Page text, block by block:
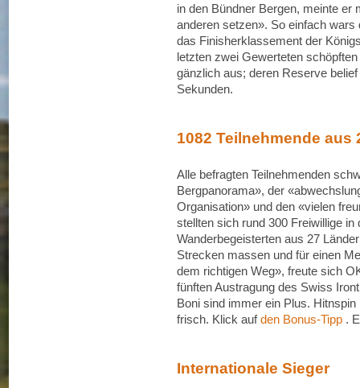
in den Bündner Bergen, meinte
anderen setzen». So einfach
das Finisherklassement der
letzten zwei Gewerteten
gänzlich aus; deren Reserve
Sekunden.
1082 Teilnehmende aus
Alle befragten Teilnehmenden
Bergpanorama», der
Organisation» und den «vielen
stellten sich rund 300 Freiwillige
Wanderbegeisterten aus 27
Strecken massen und für einen
dem richtigen Weg», freute sich
fünften Austragung des Swiss
Boni sind immer ein Plus.
frisch. Klick aufden Bonus-Tipp .
Internationale Sieger